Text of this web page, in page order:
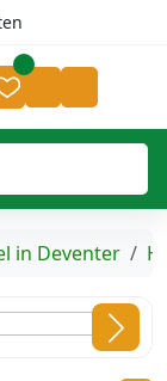
Account
Cart
in Deventer